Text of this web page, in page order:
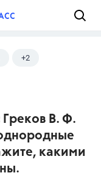
+2
Греков В. Ф.
какими